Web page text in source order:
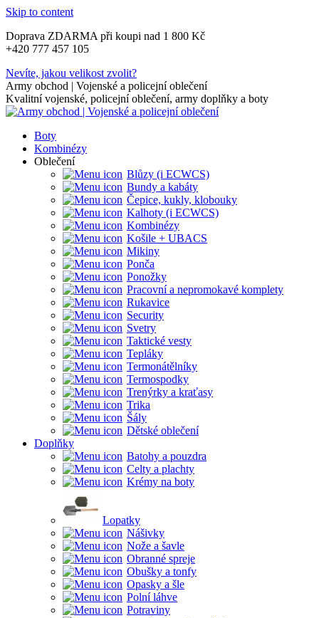
Skip to content
Doprava ZDARMA při koupi nad 1 800 Kč
+420 777 457 105
Nevíte, jakou velikost zvolit?
Army obchod | Vojenské a policejní oblečení
Kvalitní vojenské, policejní oblečení, army doplňky a boty
Boty
Kombinézy
Oblečení
Blůzy (i ECWCS)
Bundy a kabáty
Čepice, kukly, klobouky
Kalhoty (i ECWCS)
Kombinézy
Košile + UBACS
Mikiny
Ponča
Ponožky
Pracovní a nepromokavé komplety
Rukavice
Security
Svetry
Taktické vesty
Tepláky
Termonátělníky
Termospodky
Trenýrky a kraťasy
Trika
Šály
Dětské oblečení
Doplňky
Batohy a pouzdra
Celty a plachty
Krémy na boty
Lopatky
Nášivky
Nože a šavle
Obranné spreje
Obušky a tonfy
Opasky a šle
Polní láhve
Potraviny